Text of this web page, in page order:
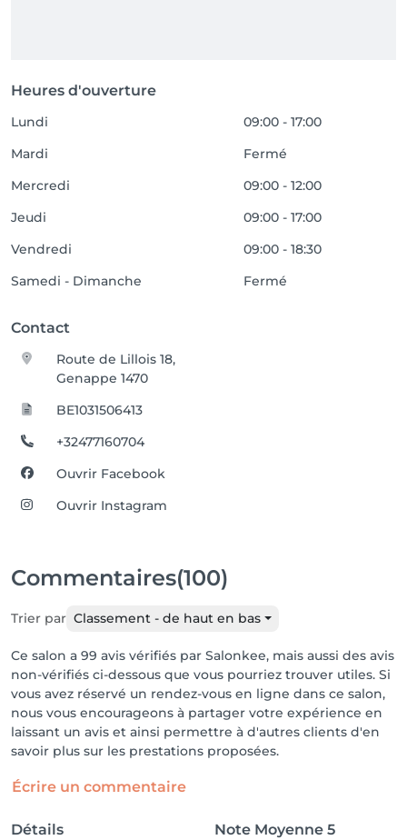
Heures d'ouverture
Lundi
09:00 - 17:00
Mardi
Fermé
Mercredi
09:00 - 12:00
Jeudi
09:00 - 17:00
Vendredi
09:00 - 18:30
Samedi - Dimanche
Fermé
Contact
Route de Lillois 18,
Genappe 1470
BE1031506413
+32477160704
Ouvrir Facebook
Ouvrir Instagram
Commentaires(100)
Trier par Classement - de haut en bas
Ce salon a 99 avis vérifiés par Salonkee, mais aussi des avis
non-vérifiés ci-dessous que vous pourriez trouver utiles. Si
vous avez réservé un rendez-vous en ligne dans ce salon,
nous vous encourageons à partager votre expérience en
laissant un avis et ainsi permettre à d'autres clients d'en
savoir plus sur les prestations proposées.
Écrire un commentaire
Détails Note Moyenne 5